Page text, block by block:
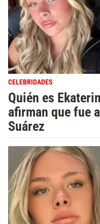
CELEBRIDADES
Quién es
afirman que fue
Suárez